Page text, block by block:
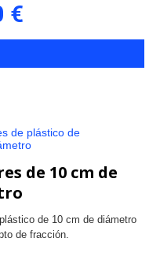
€
de 10 cm de
de 10 cm de diámetro
de fracción.